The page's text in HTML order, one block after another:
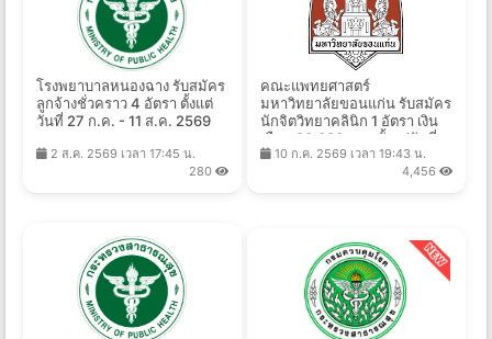
โรงพยาบาลหนองฉาง รับสมัคร
ลูกจ้างชั่วคราว 4 อัตรา ตั้งแต่
วันที่ 27 ก.ค. - 11 ส.ค. 2569
2 ส.ค. 2569 เวลา 17:45 น.
280
คณะแพทยศาสตร์
มหาวิทยาลัยขอนแก่น รับสมัคร
นักจิตวิทยาคลินิก 1 อัตรา เงิน
เดือน 20,000 บาท ตั้งแต่วันที่
10 ก.ค. - 31 ส.ค. 2569
10 ก.ค. 2569 เวลา 19:43 น.
4,456